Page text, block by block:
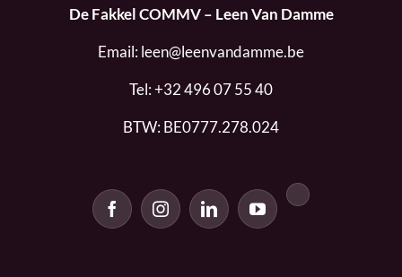
De Fakkel COMMV – Leen Van Damme
Email: leen@leenvandamme.be
Tel:+32 496 07 55 40
BTW: BE0777.278.024